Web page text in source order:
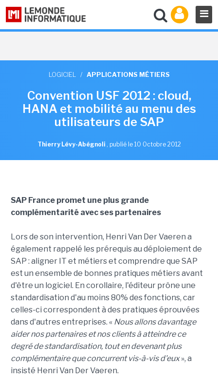
LOGICIEL / APPLICATIONS MÉTIERS
Convention USF 2012 : cloud,
HANA et mobilité au menu des
utilisateurs de SAP
Thierry Lévy-Abégnoli , publié le 10 Octobre 2012
SAP France promet une plus grande
complémentarité avec ses partenaires
Lors de son intervention, Henri Van Der Vaeren a
également rappelé les prérequis au déploiement de
SAP : aligner IT et métiers et comprendre que SAP
est un ensemble de bonnes pratiques métiers avant
d'être un logiciel. En corollaire, l'éditeur prône une
standardisation d'au moins 80% des fonctions, car
celles-ci correspondent à des pratiques éprouvées
dans d'autres entreprises. « Nous allons davantage
aider nos partenaires et nos clients à atteindre ce
degré de standardisation, tout en devenant plus
complémentaire que concurrent vis-à-vis d'eux», a
insisté Henri Van Der Vaeren.